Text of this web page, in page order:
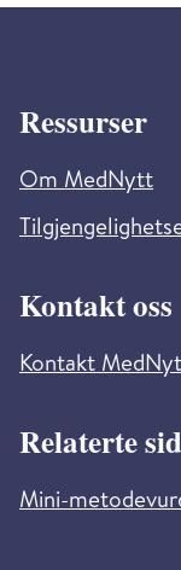
Ressurser
Om MedNytt
Kontakt oss
Kontakt
Relaterte
Mini-